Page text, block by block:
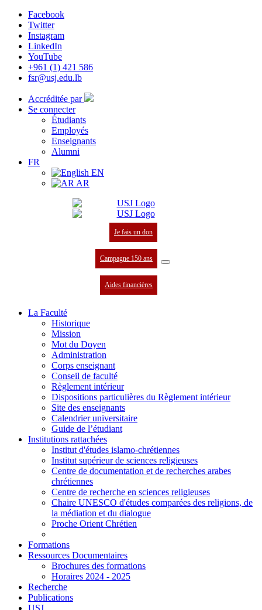
Facebook
Twitter
Instagram
LinkedIn
YouTube
+961 (1) 421 586
fsr@usj.edu.lb
Accréditée par
Se connecter
Étudiants
Employés
Enseignants
Alumni
FR
EN
AR
Je fais un don
Campagne 150 ans
Aides financières
La Faculté
Historique
Mission
Mot du Doyen
Administration
Corps enseignant
Conseil de faculté
Règlement intérieur
Dispositions particulières du Règlement intérieur
Site des enseignants
Calendrier universitaire
Guide de l’étudiant
Institutions rattachées
Institut d'études islamo-chrétiennes
Institut supérieur de sciences religieuses
Centre de documentation et de recherches arabes
chrétiennes
Centre de recherche en sciences religieuses
Chaire UNESCO d'études comparées des religions, de
la médiation et du dialogue
Proche Orient Chrétien
Formations
Ressources Documentaires
Brochures des formations
Horaires 2024 - 2025
Recherche
Publications
USJ